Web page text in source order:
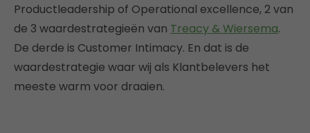
Productleadership of Operational excellence, 2 van
de 3 waardestrategieën van Treacy & Wiersema.
De derde is Customer Intimacy. En dat is de
waardestrategie waar wij als Klantbelevers het
meeste warm voor draaien.